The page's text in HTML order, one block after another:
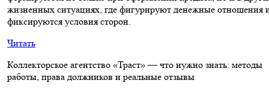
жизненных ситуациях, где фигурируют денежные отношения
фиксируются условия сторон.
Читать
Коллекторское агентство «Траст» — что нужно знать: методы
работы, права должников и реальные отзывы